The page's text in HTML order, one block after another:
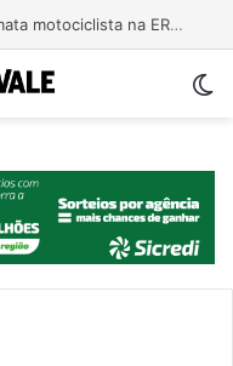
Bebê de um mês se engasga e é socorrido por bombeiros em Teutônia